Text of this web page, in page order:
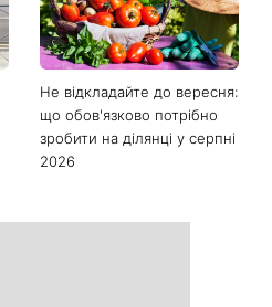
Не відкладайте до вересня:
що обов'язково потрібно
зробити на ділянці у серпні
2026